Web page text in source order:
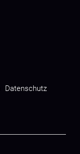
Datenschutz